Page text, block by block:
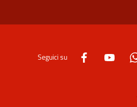
Seguici su